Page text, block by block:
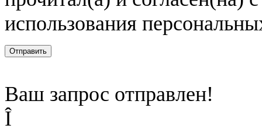
использования
Отправить
Ваш запрос отправлен!
Î